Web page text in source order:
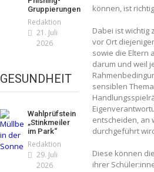
können, ist
Dabei ist wichtig
vor Ort
sowie die Eltern
darum und weil
sensiblen
entscheiden, an
durchgeführt
Diese können
ihrer
Gruppierungen
Redaktion
21. Juli
2026
GESUNDHEIT
Wahlprüfstein
„Stinkmeiler
im Park“
Redaktion
29. Juli
2026